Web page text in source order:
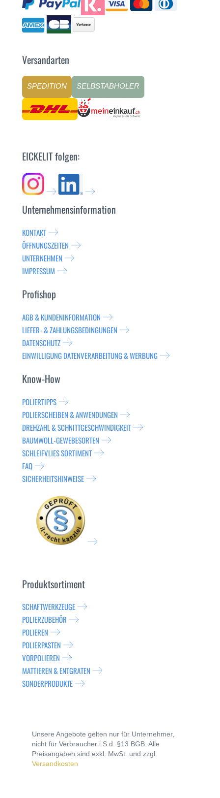
Versandarten
SPEDITION SELBSTABHOLER
EICKELIT folgen:
Unternehmensinformation
KONTAKT
ÖFFNUNGSZEITEN
UNTERNEHMEN
IMPRESSUM
Profishop
AGB & KUNDENINFORMATION
LIEFER- & ZAHLUNGSBEDINGUNGEN
DATENSCHUTZ
EINWILLIGUNG DATENVERARBEITUNG & WERBUNG
Know-How
POLIERTIPPS
POLIERSCHEIBEN & ANWENDUNGEN
DREHZAHL & SCHNITTGESCHWINDIGKEIT
BAUMWOLL-GEWEBESORTEN
SCHLEIFVLIES SORTIMENT
FAQ
SICHERHEITSHINWEISE
Produktsortiment
SCHAFTWERKZEUGE
POLIERZUBEHÖR
POLIEREN
POLIERPASTEN
VORPOLIEREN
MATTIEREN & ENTGRATEN
SONDERPRODUKTE
Unsere Angebote gelten nur für Unternehmer,
nicht für Verbraucher i.S.d. §13 BGB. Alle
Preisangaben sind exkl. MwSt. und zzgl.
Versandkosten